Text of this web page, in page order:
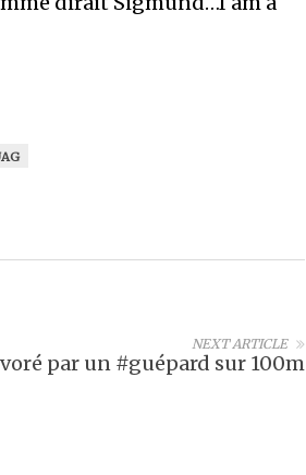
NEXT ARTICLE
par un #guépard sur 100m